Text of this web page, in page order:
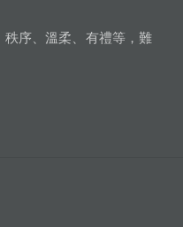
序、溫柔、有禮等，難